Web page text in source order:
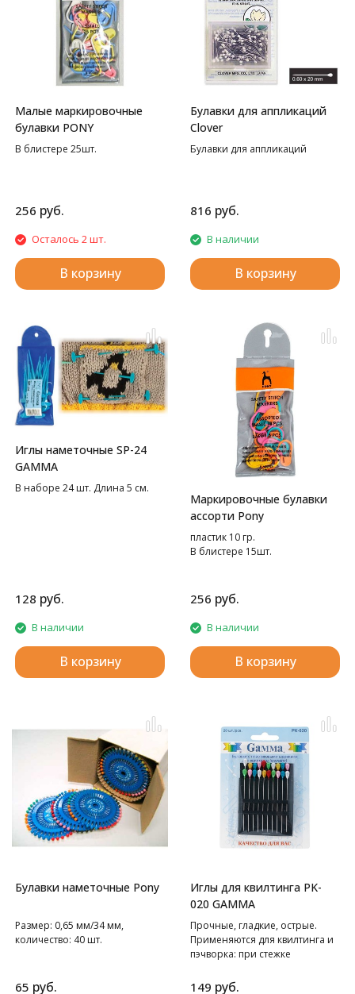
Малые маркировочные
булавки PONY
В блистере 25шт.
256 руб.
Осталось 2 шт.
В корзину
Булавки для аппликаций
Clover
Булавки для аппликаций
816 руб.
В наличии
В корзину
Иглы наметочные SP-24
GAMMA
В наборе 24 шт. Длина 5 см.
128 руб.
В наличии
В корзину
Маркировочные булавки
ассорти Pony
пластик 10 гр.
В блистере 15шт.
256 руб.
В наличии
В корзину
Булавки наметочные Pony
Размер: 0,65 мм/34 мм,
количество: 40 шт.
65 руб.
Иглы для квилтинга PK-
020 GAMMA
Прочные, гладкие, острые.
Применяются для квилтинга и
пэчворка: при стежке
синтепона и т.д. Длина
149 руб.